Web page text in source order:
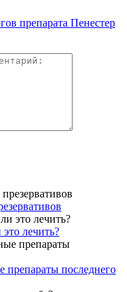
препарата Пенестер
лечить?
препараты последнего